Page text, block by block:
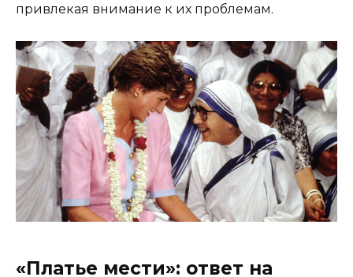
привлекая внимание к их проблемам.
«Платье мести»: ответ на